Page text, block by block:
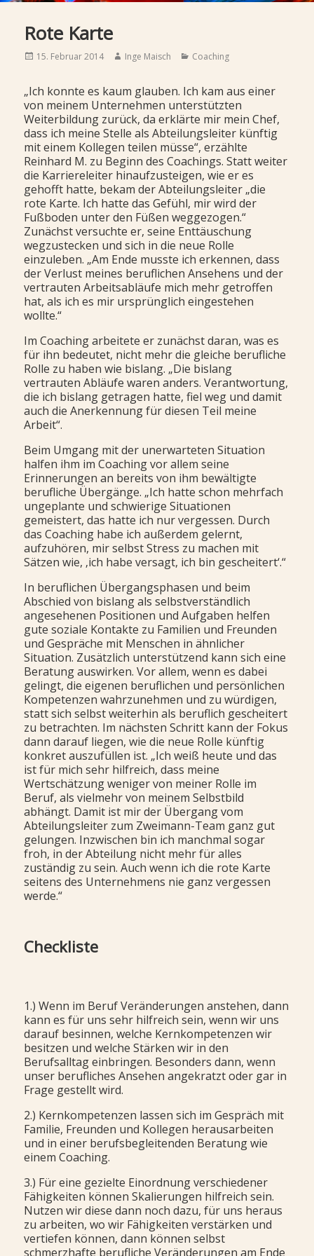
Rote Karte
Posted
15. Februar 2014 Author
Inge Maisch Categories
Coaching
„Ich konnte es kaum glauben. Ich kam aus einer
von meinem Unternehmen unterstützten
Weiterbildung zurück, da erklärte mir mein Chef,
dass ich meine Stelle als Abteilungsleiter künftig
mit einem Kollegen teilen müsse“, erzählte
Reinhard M. zu Beginn des Coachings. Statt weiter
die Karriereleiter hinaufzusteigen, wie er es
gehofft hatte, bekam der Abteilungsleiter „die
rote Karte. Ich hatte das Gefühl, mir wird der
Fußboden unter den Füßen weggezogen.“
Zunächst versuchte er, seine Enttäuschung
wegzustecken und sich in die neue Rolle
einzuleben. „Am Ende musste ich erkennen, dass
der Verlust meines beruflichen Ansehens und der
vertrauten Arbeitsabläufe mich mehr getroffen
hat, als ich es mir ursprünglich eingestehen
wollte.“
Im Coaching arbeitete er zunächst daran, was es
für ihn bedeutet, nicht mehr die gleiche berufliche
Rolle zu haben wie bislang. „Die bislang
vertrauten Abläufe waren anders. Verantwortung,
die ich bislang getragen hatte, fiel weg und damit
auch die Anerkennung für diesen Teil meine
Arbeit“.
Beim Umgang mit der unerwarteten Situation
halfen ihm im Coaching vor allem seine
Erinnerungen an bereits von ihm bewältigte
berufliche Übergänge. „Ich hatte schon mehrfach
ungeplante und schwierige Situationen
gemeistert, das hatte ich nur vergessen. Durch
das Coaching habe ich außerdem gelernt,
aufzuhören, mir selbst Stress zu machen mit
Sätzen wie, ‚ich habe versagt, ich bin gescheitert‘.“
In beruflichen Übergangsphasen und beim
Abschied von bislang als selbstverständlich
angesehenen Positionen und Aufgaben helfen
gute soziale Kontakte zu Familien und Freunden
und Gespräche mit Menschen in ähnlicher
Situation. Zusätzlich unterstützend kann sich eine
Beratung auswirken. Vor allem, wenn es dabei
gelingt, die eigenen beruflichen und persönlichen
Kompetenzen wahrzunehmen und zu würdigen,
statt sich selbst weiterhin als beruflich gescheitert
zu betrachten. Im nächsten Schritt kann der Fokus
dann darauf liegen, wie die neue Rolle künftig
konkret auszufüllen ist. „Ich weiß heute und das
ist für mich sehr hilfreich, dass meine
Wertschätzung weniger von meiner Rolle im
Beruf, als vielmehr von meinem Selbstbild
abhängt. Damit ist mir der Übergang vom
Abteilungsleiter zum Zweimann-Team ganz gut
gelungen. Inzwischen bin ich manchmal sogar
froh, in der Abteilung nicht mehr für alles
zuständig zu sein. Auch wenn ich die rote Karte
seitens des Unternehmens nie ganz vergessen
werde.“
Checkliste
1.) Wenn im Beruf Veränderungen anstehen, dann
kann es für uns sehr hilfreich sein, wenn wir uns
darauf besinnen, welche Kernkompetenzen wir
besitzen und welche Stärken wir in den
Berufsalltag einbringen. Besonders dann, wenn
unser berufliches Ansehen angekratzt oder gar in
Frage gestellt wird.
2.) Kernkompetenzen lassen sich im Gespräch mit
Familie, Freunden und Kollegen herausarbeiten
und in einer berufsbegleitenden Beratung wie
einem Coaching.
3.) Für eine gezielte Einordnung verschiedener
Fähigkeiten können Skalierungen hilfreich sein.
Nutzen wir diese dann noch dazu, für uns heraus
zu arbeiten, wo wir Fähigkeiten verstärken und
vertiefen können, dann können selbst
schmerzhafte berufliche Veränderungen am Ende